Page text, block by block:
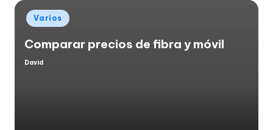
Publicado
en
Varios
Comparar precios de fibra y móvil
Publicado
David